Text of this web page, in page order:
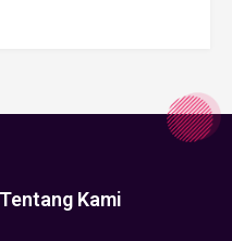
Tentang Kami